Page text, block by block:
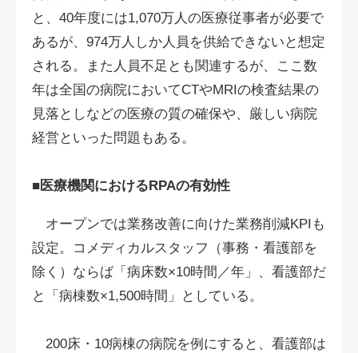
と、40年度には1,070万人の医療従事者が必要で
あるが、974万人しか人員を供給できないと想定
される。また人員不足とも関連するが、ここ数
年は全国の病院においてCTやMRIの検査結果の
見落としなどの医療の質の確保や、厳しい病院
経営といった問題もある。
■医療機関におけるRPAの有効性
オープンでは業務改善に向けた業務削減KPIも
設定。コメディカルスタッフ（事務・看護部を
除く）ならば「病床数×10時間／年」、看護部だ
と「病棟数×1,500時間」としている。
200床・10病棟の病院を例にすると、看護部は